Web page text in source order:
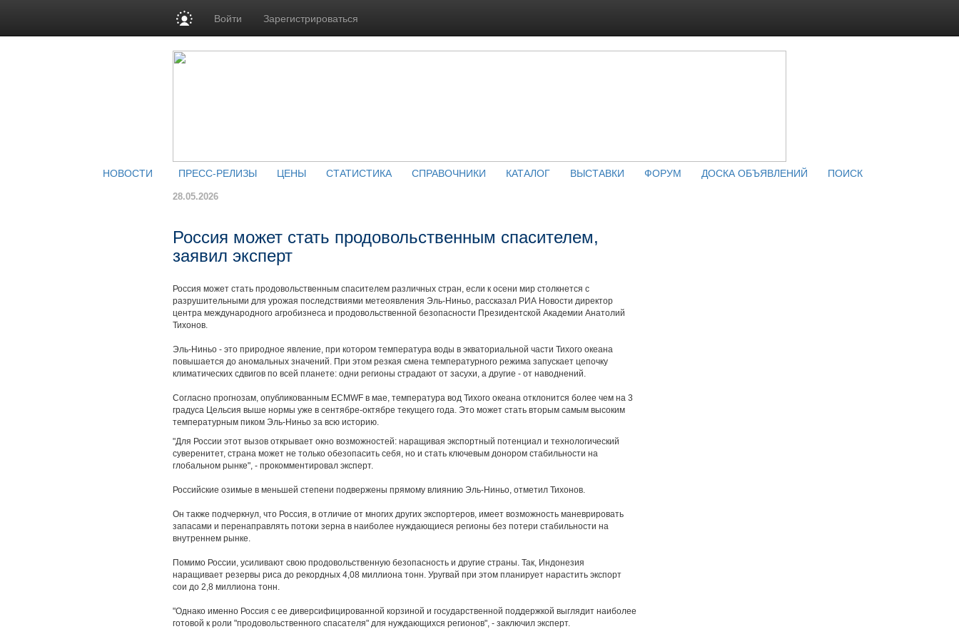
Войти Зарегистрироваться
НОВОСТИ ПРЕСС-РЕЛИЗЫ ЦЕНЫ СТАТИСТИКА СПРАВОЧНИКИ КАТАЛОГ ВЫСТАВКИ ФОРУМ ДОСКА ОБЪЯВЛЕНИЙ ПОИСК
28.05.2026
Россия может стать продовольственным спасителем,
заявил эксперт
Россия может стать продовольственным спасителем различных стран, если к осени мир столкнется с
разрушительными для урожая последствиями метеоявления Эль-Ниньо, рассказал РИА Новости директор
центра международного агробизнеса и продовольственной безопасности Президентской Академии Анатолий
Тихонов.
Эль-Ниньо - это природное явление, при котором температура воды в экваториальной части Тихого океана
повышается до аномальных значений. При этом резкая смена температурного режима запускает цепочку
климатических сдвигов по всей планете: одни регионы страдают от засухи, а другие - от наводнений.
Согласно прогнозам, опубликованным ECMWF в мае, температура вод Тихого океана отклонится более чем на 3
градуса Цельсия выше нормы уже в сентябре-октябре текущего года. Это может стать вторым самым высоким
температурным пиком Эль-Ниньо за всю историю.
"Для России этот вызов открывает окно возможностей: наращивая экспортный потенциал и технологический
суверенитет, страна может не только обезопасить себя, но и стать ключевым донором стабильности на
глобальном рынке", - прокомментировал эксперт.
Российские озимые в меньшей степени подвержены прямому влиянию Эль-Ниньо, отметил Тихонов.
Он также подчеркнул, что Россия, в отличие от многих других экспортеров, имеет возможность маневрировать
запасами и перенаправлять потоки зерна в наиболее нуждающиеся регионы без потери стабильности на
внутреннем рынке.
Помимо России, усиливают свою продовольственную безопасность и другие страны. Так, Индонезия
наращивает резервы риса до рекордных 4,08 миллиона тонн. Уругвай при этом планирует нарастить экспорт
сои до 2,8 миллиона тонн.
"Однако именно Россия с ее диверсифицированной корзиной и государственной поддержкой выглядит наиболее
готовой к роли "продовольственного спасателя" для нуждающихся регионов", - заключил эксперт.